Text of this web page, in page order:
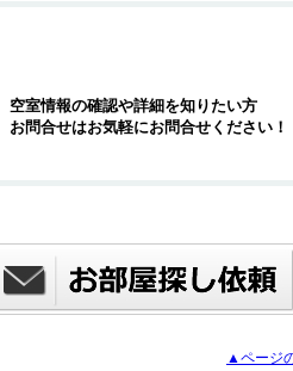
空室情報の確認や詳細を知りたい方
お問合せはお気軽にお問合せください！
▲ページ